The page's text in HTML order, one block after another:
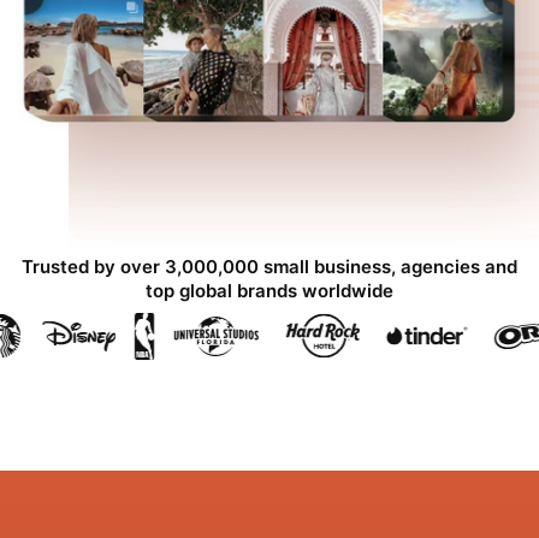
Trusted by over 3,000,000 small business, agencies and
top global brands worldwide